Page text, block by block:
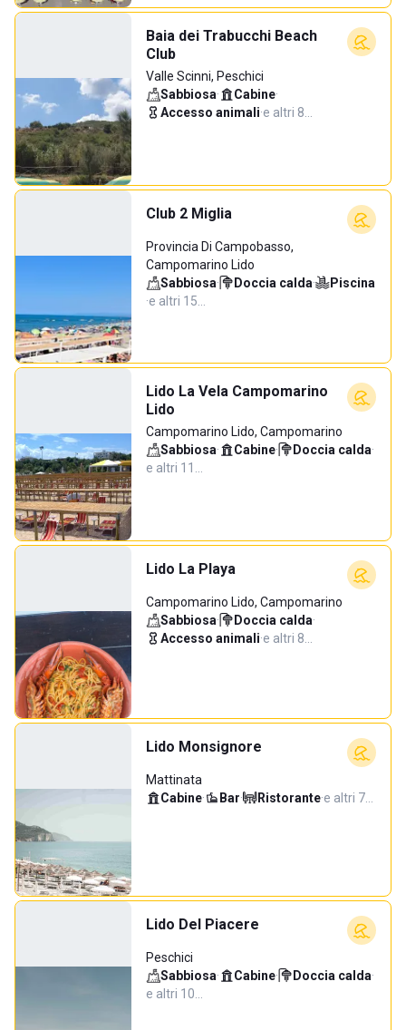
Baia dei Trabucchi Beach
Club
Valle Scinni, Peschici
Sabbiosa· Cabine·
Accesso animali·e altri 8…
Club 2 Miglia
Provincia Di Campobasso,
Campomarino Lido
Sabbiosa· Doccia calda·
Piscina
·e altri 15…
Lido La Vela Campomarino
Lido
Campomarino Lido, Campomarino
Sabbiosa· Cabine· Doccia calda·
e altri 11…
Lido La Playa
Campomarino Lido, Campomarino
Sabbiosa· Doccia calda·
Accesso animali·e altri 8…
Lido Monsignore
Mattinata
Cabine· Bar· Ristorante·e altri 7…
Lido Del Piacere
Peschici
Sabbiosa· Cabine· Doccia calda·
e altri 10…